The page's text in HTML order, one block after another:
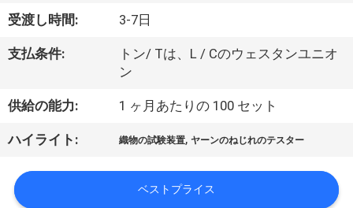
達
に
つ
て
受渡し時間: 3-7日
支払条件:
トン/ Tは、L / Cのウェスタンユニオ
ン
供給の能力: 1 ヶ月あたりの 100 セット
ハイライト: 織物の試験装置,ヤーンのねじれのテスター
ベストプライス